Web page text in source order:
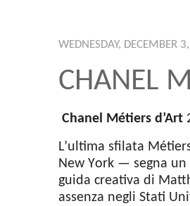
WEDNESDAY, DECEMBER
CHANEL
Chanel Métiers d’Art
L’ultima sfilata
New York — segna
guida creativa di
assenza negli Stati